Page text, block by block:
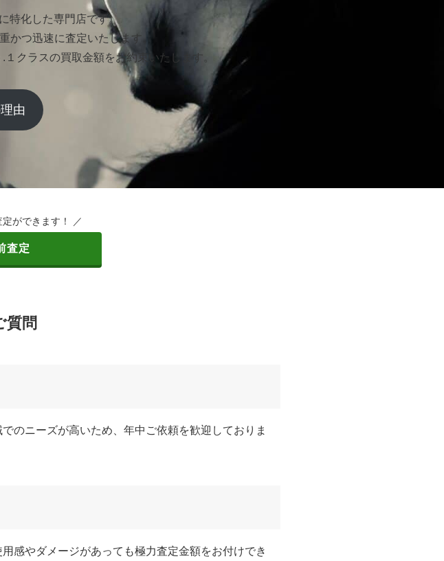
特化した専門店です。
かつ迅速に査定いたします。
クラスの買取金額をお約束いたします。
由
ができます！ ／
査定
質問
のニーズが高いため、年中ご依頼を歓迎しておりま
感やダメージがあっても極力査定金額をお付けでき